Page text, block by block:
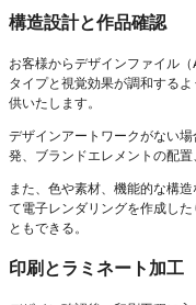
構造設計と作品確認
お客様からデザインファイル
タイプと視覚効果が調和する
供いたします。
デザインアートワークがない
発、ブランドエレメントの配
また、色や素材、機能的な構
て電子レンダリングを作成し
ともできる。
印刷とラミネート加工